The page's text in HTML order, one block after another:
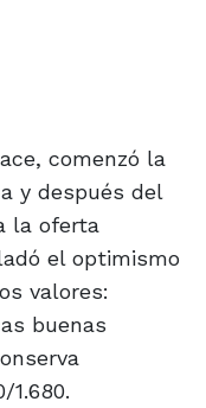
comenzó la
y después del
la oferta
el optimismo
valores:
buenas
1.680.